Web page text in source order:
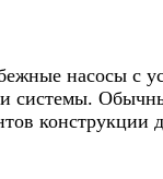
насосы с
системы.
конструкции